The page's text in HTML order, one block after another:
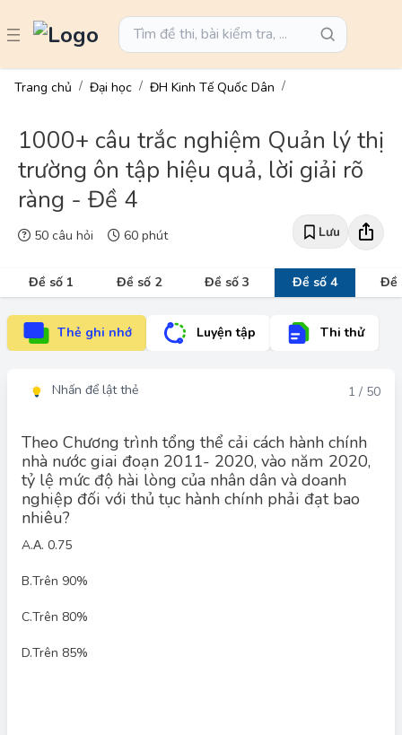
Trang chủ Đại học ĐH Kinh Tế Quốc Dân
1000+ câu trắc nghiệm Quản lý thị
trường ôn tập hiệu quả, lời giải rõ
ràng - Đề 4
50 câu hỏi 60 phút Lưu
Đề số 1 Đề số 2 Đề số 3 Đề số 4 Đề
Thẻ ghi nhớ Luyện tập Thi thử
Nhấn để lật thẻ 1 / 50
Theo Chương trình tổng thể cải cách hành chính
nhà nước giai đoạn 2011- 2020, vào năm 2020,
tỷ lệ mức độ hài lòng của nhân dân và doanh
nghiệp đối với thủ tục hành chính phải đạt bao
nhiêu?
A.Α. 0.75
B.Trên 90%
C.Trên 80%
D.Trên 85%
đoạn 2011-2020, một trong những mục tiêu quan trọng là
nâng cao sự hài lòng của người dân và doanh nghiệp đối với
2020, tỷ lệ mức độ hài lòng của nhân dân và doanh nghiệp đối